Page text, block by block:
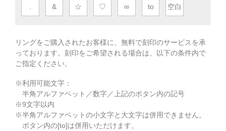
. & ☆ ♡ ∞ to 空白
リングをご購入されたお客様に、無料で刻印のサービスを承
っております。 刻印をご希望される場合は、以下の条件内で
ご指定ください。
※利用可能文字：
半角アルファベット／数字／上記のボタン内の記号
※9文字以内
※半角アルファベットの小文字と大文字は併用できません。
ボタン内の[to]は併用いただけます。